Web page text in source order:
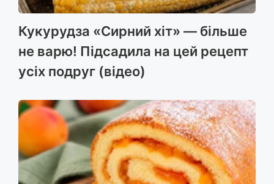
Кукурудза «Сирний хіт» — більше
не варю! Підсадила на цей рецепт
усіх подруг (відео)